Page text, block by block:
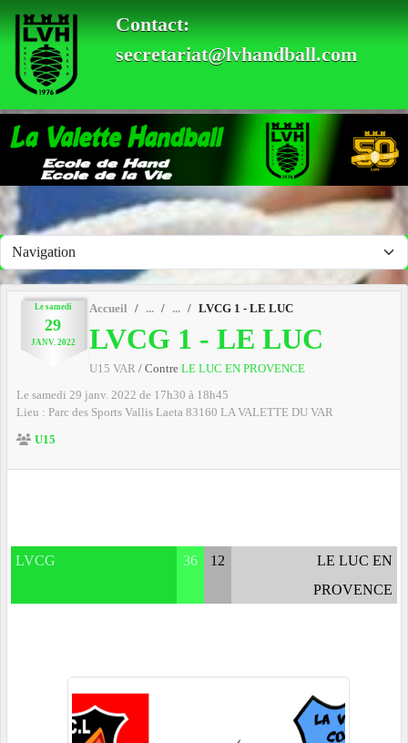
Contact:
secretariat@lvhandball.com
Le samedi
29
JANV. 2022
Accueil LVCG 1 - LE LUC
LVCG 1 - LE LUC
U15 VAR / Contre LE LUC EN PROVENCE
Le samedi 29 janv. 2022 de 17h30 à 18h45
Lieu : Parc des Sports Vallis Laeta 83160 LA VALETTE DU VAR
U15
LVCG 36 12
LE LUC EN
PROVENCE
Panneau de gestion des cookies